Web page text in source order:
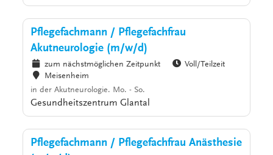
Pflegefachmann / Pflegefachfrau
Akutneurologie (m/w/d)
zum nächstmöglichen Zeitpunkt
Voll/Teilzeit
Meisenheim
in der Akutneurologie. Mo. - So.
Gesundheitszentrum Glantal
Pflegefachmann / Pflegefachfrau Anästhesie